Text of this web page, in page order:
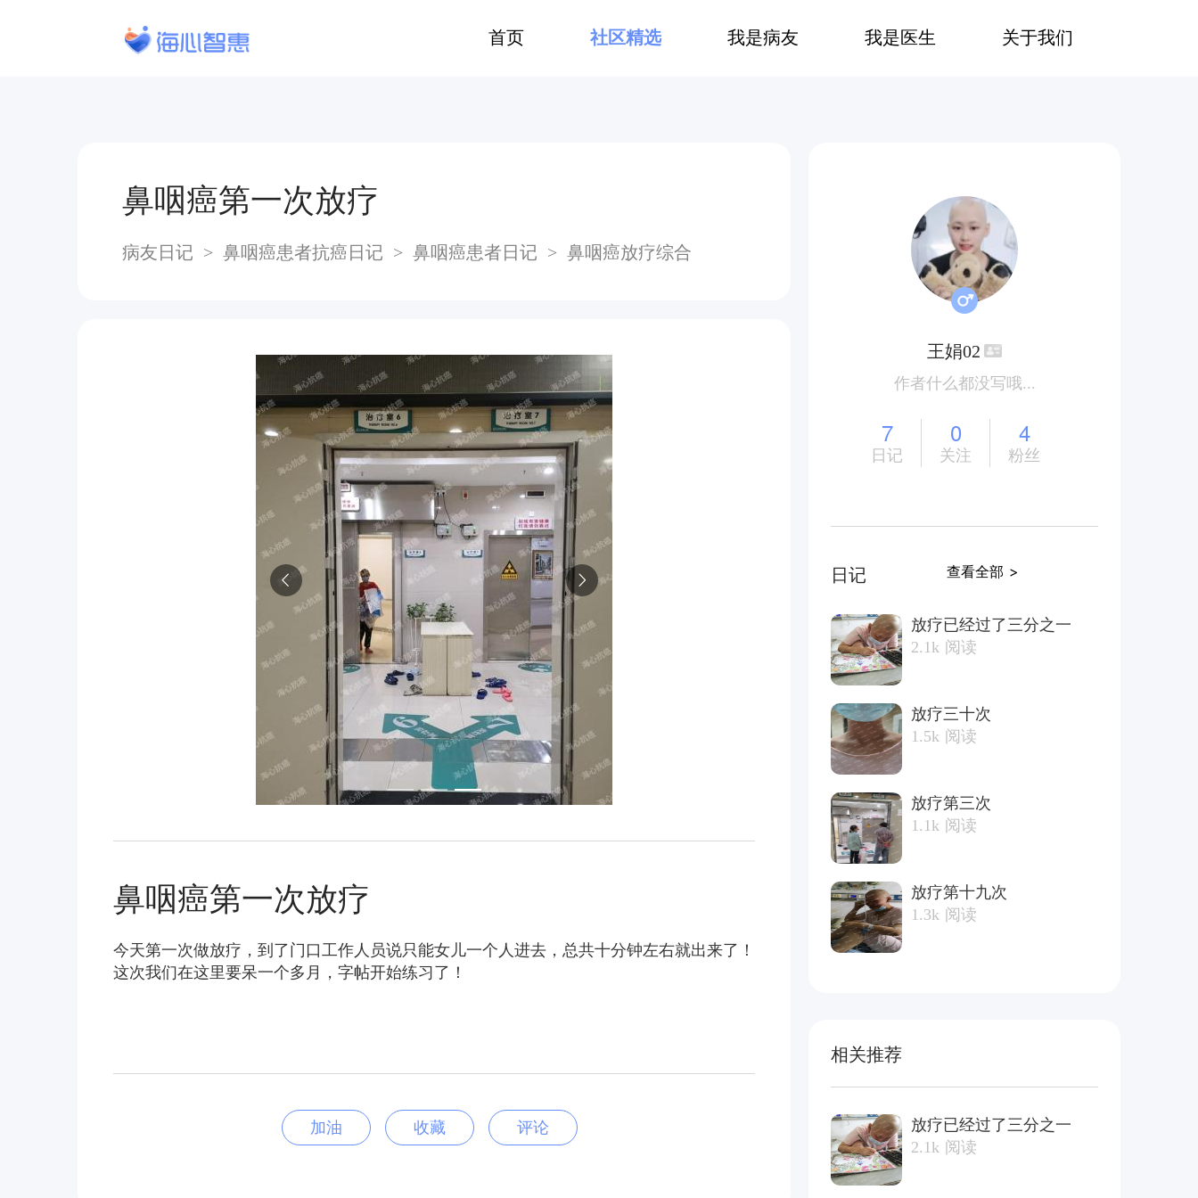
首页 社区精选 我是病友 我是医生 关于我们
鼻咽癌第一次放疗
病友日记 > ⿐咽癌患者抗癌日记 > ⿐咽癌患者日记 > ⿐咽癌放疗综合
鼻咽癌第一次放疗
今天第一次做放疗，到了门口工作人员说只能女儿一个人进去，总共十分钟左右就出来了！
这次我们在这里要呆一个多月，字帖开始练习了！
加油 收藏 评论
王娟02
作者什么都没写哦...
7
日记
0
关注
4
粉丝
日记 查看全部 >
放疗已经过了三分之一
2.1k 阅读
放疗三十次
1.5k 阅读
放疗第三次
1.1k 阅读
放疗第十九次
1.3k 阅读
相关推荐
放疗已经过了三分之一
2.1k 阅读